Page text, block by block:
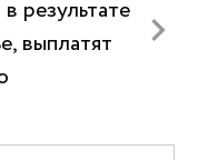
результате
выплатят